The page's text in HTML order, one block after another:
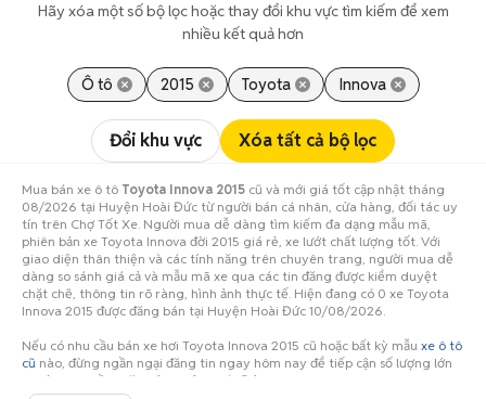
Hãy xóa một số bộ lọc hoặc thay đổi khu vực tìm kiếm để xem
nhiều kết quả hơn
Ô tô 2015 Toyota Innova
Đổi khu vực Xóa tất cả bộ lọc
Mua bán xe ô tô Toyota Innova 2015 cũ và mới giá tốt cập nhật tháng
08/2026 tại Huyện Hoài Đức từ người bán cá nhân, cửa hàng, đối tác uy
tín trên Chợ Tốt Xe. Người mua dễ dàng tìm kiếm đa dạng mẫu mã,
phiên bản xe Toyota Innova đời 2015 giá rẻ, xe lướt chất lượng tốt. Với
giao diện thân thiện và các tính năng trên chuyên trang, người mua dễ
dàng so sánh giá cả và mẫu mã xe qua các tin đăng được kiểm duyệt
chặt chẽ, thông tin rõ ràng, hình ảnh thực tế. Hiện đang có 0 xe Toyota
Innova 2015 được đăng bán tại Huyện Hoài Đức 10/08/2026.
Nếu có nhu cầu bán xe hơi Toyota Innova 2015 cũ hoặc bất kỳ mẫu xe ô tô
cũ nào, đừng ngần ngại đăng tin ngay hôm nay để tiếp cận số lượng lớn
người mua tiềm năng ở Huyện Hoài Đức!